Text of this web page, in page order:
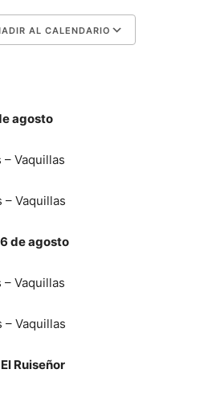
AL CALENDARIO
Google
agosto
– Vaquillas
– Vaquillas
de agosto
– Vaquillas
– Vaquillas
El Ruiseñor